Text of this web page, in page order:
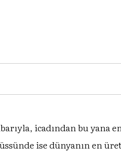
icadından bu
ise dünyanın en